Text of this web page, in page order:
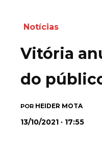
Notícias
Vitória
do
POR HEIDER MOTA
13/10/2021 · 17:55